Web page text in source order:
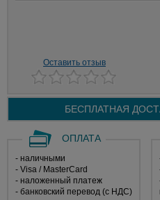
Оставить отзыв
БЕСПЛАТНАЯ
ОПЛАТА
- наличными
- Visa / MasterCard
- наложенный платеж
- банковский перевод (с НДС)